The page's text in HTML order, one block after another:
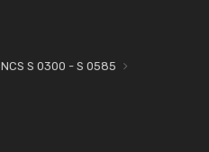
NCS S 0300 - S 0585